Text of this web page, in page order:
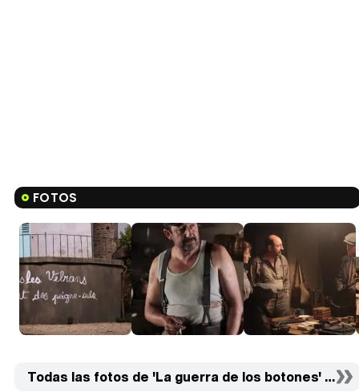
FOTOS
Todas las fotos de 'La guerra de los botones' (19)